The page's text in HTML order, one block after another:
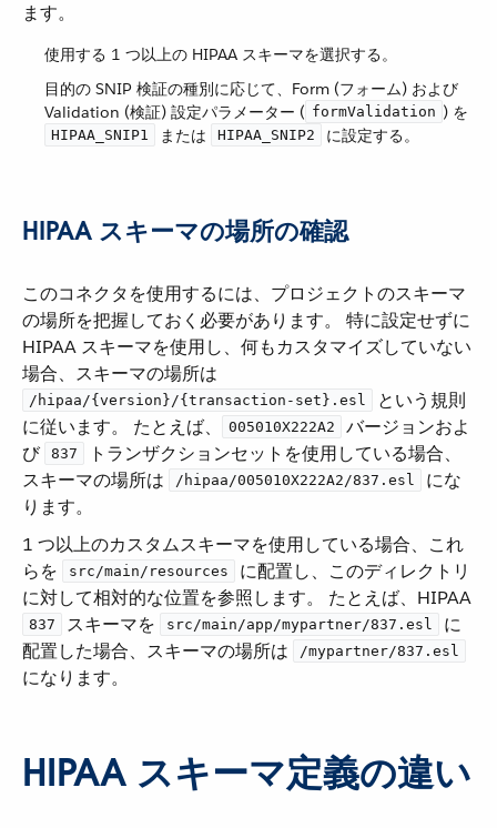
ます。
使用する 1 つ以上の HIPAA スキーマを選択する。
目的の SNIP 検証の種別に応じて、Form (フォーム) および
Validation (検証) 設定パラメーター (​ formValidation ​) を ​
HIPAA_SNIP1 ​ または ​ HIPAA_SNIP2 ​ に設定する。
HIPAA スキーマの場所の確認
このコネクタを使用するには、プロジェクトのスキーマ
の場所を把握しておく必要があります。 特に設定せずに
HIPAA スキーマを使用し、何もカスタマイズしていない
場合、スキーマの場所は ​
/hipaa/{version}/{transaction-set}.esl
​ という規則
に従います。 たとえば、​
005010X222A2
​ バージョンおよ
び ​ 837
​ トランザクションセットを使用している場合、
スキーマの場所は ​
/hipaa/005010X222A2/837.esl
​ にな
ります。
1 つ以上のカスタムスキーマを使用している場合、これ
らを ​
src/main/resources
​ に配置し、このディレクトリ
に対して相対的な位置を参照します。 たとえば、HIPAA
837 ​ スキーマを ​ src/main/app/mypartner/837.esl
​ に
配置した場合、スキーマの場所は ​
/mypartner/837.esl
になります。
HIPAA スキーマ定義の違い